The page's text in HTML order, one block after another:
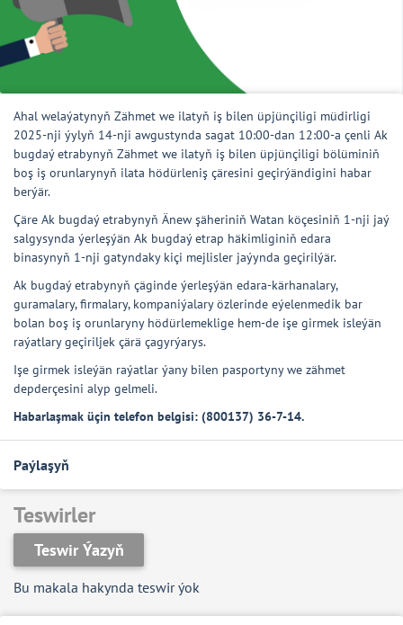
Ahal welaýatynyň Zähmet we ilatyň iş bilen üpjünçiligi müdirligi
2025-nji ýylyň 14-nji awgustynda sagat 10:00-dan 12:00-a çenli Ak
bugdaý etrabynyň Zähmet we ilatyň iş bilen üpjünçiligi bölüminiň
boş iş orunlarynyň ilata hödürleniş çäresini geçirýändigini habar
berýär.
Çäre Ak bugdaý etrabynyň Änew şäheriniň Watan köçesiniň 1-nji jaý
salgysynda ýerleşýän Ak bugdaý etrap häkimliginiň edara
binasynyň 1-nji gatyndaky kiçi mejlisler jaýynda geçirilýär.
Ak bugdaý etrabynyň çäginde ýerleşýän edara-kärhanalary,
guramalary, firmalary, kompaniýalary özlerinde eýelenmedik bar
bolan boş iş orunlaryny hödürlemeklige hem-de işe girmek isleýän
raýatlary geçiriljek çärä çagyrýarys.
Işe girmek isleýän raýatlar ýany bilen pasportyny we zähmet
depderçesini alyp gelmeli.
Habarlaşmak üçin telefon belgisi: (800137) 36-7-14.
Paýlaşyň
Teswirler
Teswir Ýazyň
Bu makala hakynda teswir ýok